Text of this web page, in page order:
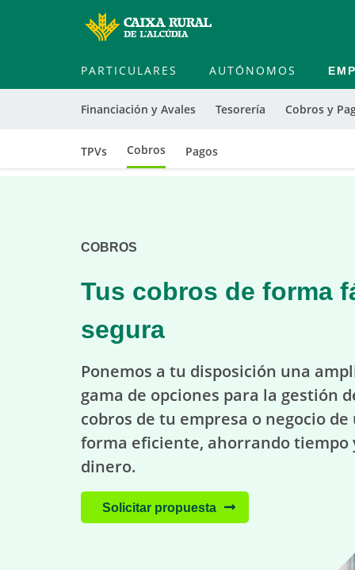
PARTICULARES AUTÓNOMOS
Financiación y Avales Tesorería Cobros y
TPVs Cobros Pagos
COBROS
Tus cobros de forma
segura
Ponemos a tu disposición una
gama de opciones para la gestión
cobros de tu empresa o negocio de
forma eficiente, ahorrando tiempo
dinero.
Solicitar propuesta